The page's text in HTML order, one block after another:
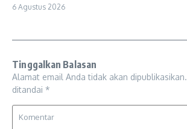
6 Agustus 2026
Tinggalkan Balasan
Alamat email Anda tidak akan dipublikasikan.
ditandai *